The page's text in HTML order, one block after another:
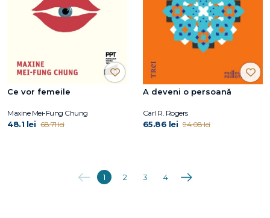
Ce vor femeile
Maxine Mei-Fung Chung
48.1 lei 68.71 lei
A deveni o persoană
Carl R. Rogers
65.86 lei 94.08 lei
Anterioara
1 2 3 4 Următoarea